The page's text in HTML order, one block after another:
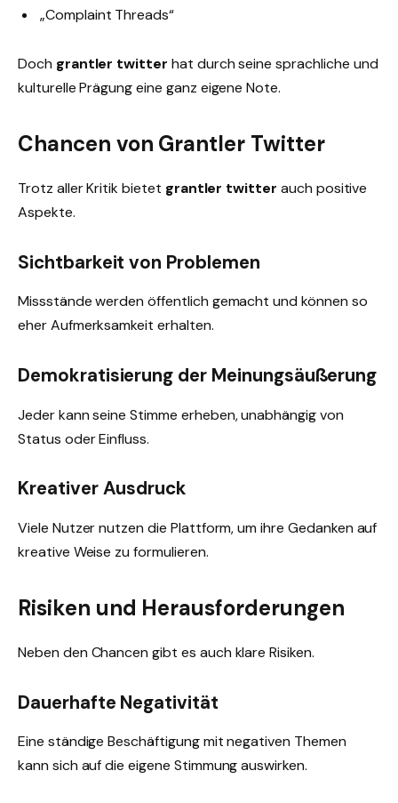
„Complaint Threads“
Doch grantler twitter hat durch seine sprachliche und
kulturelle Prägung eine ganz eigene Note.
Chancen von Grantler Twitter
Trotz aller Kritik bietet grantler twitter auch positive
Aspekte.
Sichtbarkeit von Problemen
Missstände werden öffentlich gemacht und können so
eher Aufmerksamkeit erhalten.
Demokratisierung der Meinungsäußerung
Jeder kann seine Stimme erheben, unabhängig von
Status oder Einfluss.
Kreativer Ausdruck
Viele Nutzer nutzen die Plattform, um ihre Gedanken auf
kreative Weise zu formulieren.
Risiken und Herausforderungen
Neben den Chancen gibt es auch klare Risiken.
Dauerhafte Negativität
Eine ständige Beschäftigung mit negativen Themen
kann sich auf die eigene Stimmung auswirken.